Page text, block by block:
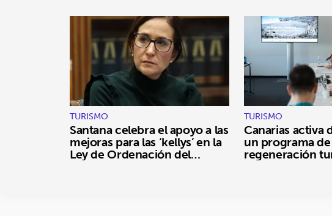
TURISMO
Santana celebra el apoyo a las
mejoras para las ‘kellys’ en la
Ley de Ordenación del
Turismo
TURISMO
Canarias activa
un programa de
regeneración
y ambiental